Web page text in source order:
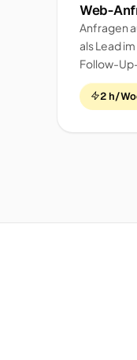
Web-
Anfragen
als Lead
Follow-
2 h/